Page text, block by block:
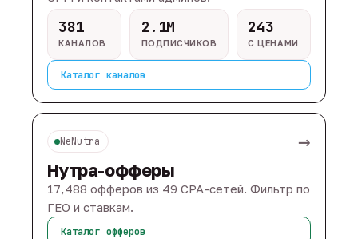
381
КАНАЛОВ
2.1M
ПОДПИСЧИКОВ
243
С ЦЕНАМИ
Каталог каналов
NeNutra →
Нутра-офферы
17,488 офферов из 49 CPA-сетей. Фильтр по
ГЕО и ставкам.
Каталог офферов